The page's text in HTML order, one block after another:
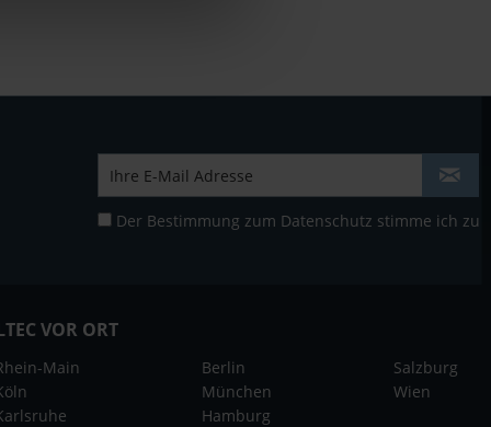
Der Bestimmung zum Datenschutz stimme ich zu
VOR ORT
Main
Berlin
München
Hamburg
Salzburg
Wien